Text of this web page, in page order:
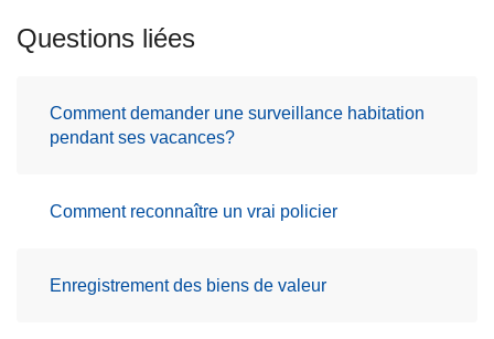
Questions liées
Comment demander une surveillance habitation
pendant ses vacances?
Comment reconnaître un vrai policier
Enregistrement des biens de valeur